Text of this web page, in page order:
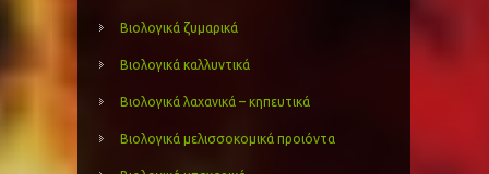
Βιολογικά ζυμαρικά
Βιολογικά καλλυντικά
Βιολογικά λαχανικά – κηπευτικά
Βιολογικά μελισσοκομικά προιόντα